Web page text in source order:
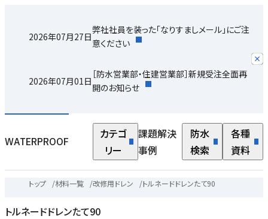
2026年07月27日
弊社社員を装った「なりすましメール」にご注
意ください
2026年07月01日
［防水営業部・住建営業部］新規受注全面再
開のお知らせ
WATERPROOF
カテゴ
リー
課題解決
事例
防水
検索
各種
資料
トップ /材料一覧 /改修用ドレン /トルネードドレンたて90
トルネードドレンたて90